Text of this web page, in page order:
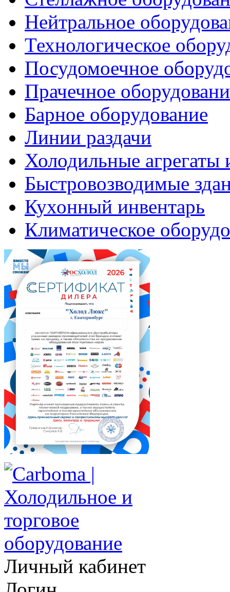
Нейтральное
Технологическое
Посудомоечное
Прачечное
Барное оборудование
Линии раздачи
Холодильные агрегаты
Быстровозводимые
Кухонный инвентарь
Климатическое
Личный кабинет